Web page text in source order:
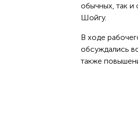
обычных, так
Шойгу.
В ходе
обсуждались
также